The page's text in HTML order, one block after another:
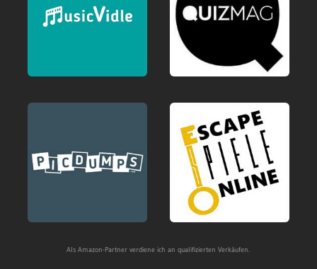
Als Amazon-Partner verdiene ich an qualifizierten Verkäufen.